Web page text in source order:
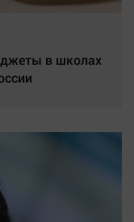
в школах